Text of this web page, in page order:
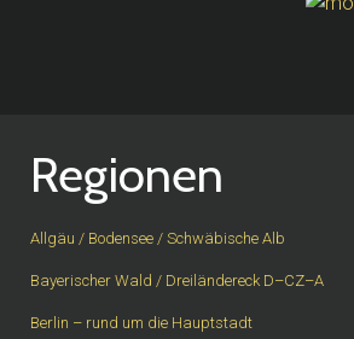
Regionen
Allgäu / Bodensee / Schwäbische Alb
Bayerischer Wald / Dreiländereck D–CZ–A
Berlin – rund um die Hauptstadt